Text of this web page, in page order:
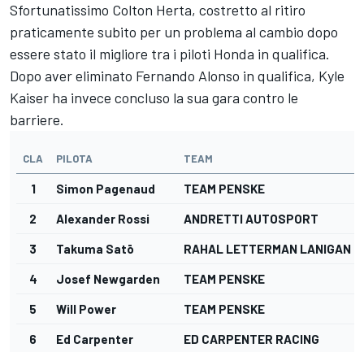
Sfortunatissimo Colton Herta, costretto al ritiro
praticamente subito per un problema al cambio dopo
essere stato il migliore tra i piloti Honda in qualifica.
Dopo aver eliminato Fernando Alonso in qualifica, Kyle
Kaiser ha invece concluso la sua gara contro le
barriere.
CLA PILOTA TEAM
1 Simon Pagenaud TEAM PENSKE
2 Alexander Rossi ANDRETTI AUTOSPORT
3 Takuma Satō RAHAL LETTERMAN LANIGAN
4 Josef Newgarden TEAM PENSKE
5 Will Power TEAM PENSKE
6 Ed Carpenter ED CARPENTER RACING